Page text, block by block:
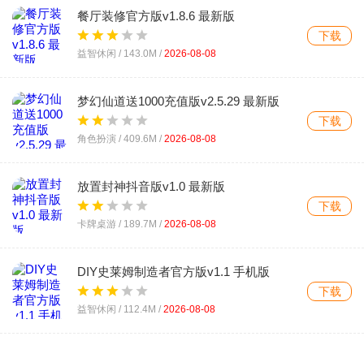
餐厅装修官方版v1.8.6 最新版
益智休闲 / 143.0M / 2026-08-08
下载
梦幻仙道送1000充值版v2.5.29 最新版
角色扮演 / 409.6M / 2026-08-08
下载
放置封神抖音版v1.0 最新版
卡牌桌游 / 189.7M / 2026-08-08
下载
DIY史莱姆制造者官方版v1.1 手机版
益智休闲 / 112.4M / 2026-08-08
下载